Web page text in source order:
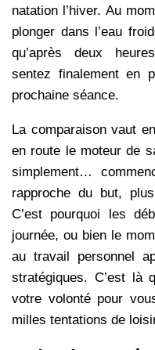
natation l’hiver. Au
plonger dans l’eau
qu’après deux
sentez finalement en
prochaine séance.
La comparaison vaut
en route le moteur de
simplement…
rapproche du but,
C’est pourquoi les
journée, ou bien le
au travail personnel
stratégiques. C’est là
votre volonté pour
milles tentations de